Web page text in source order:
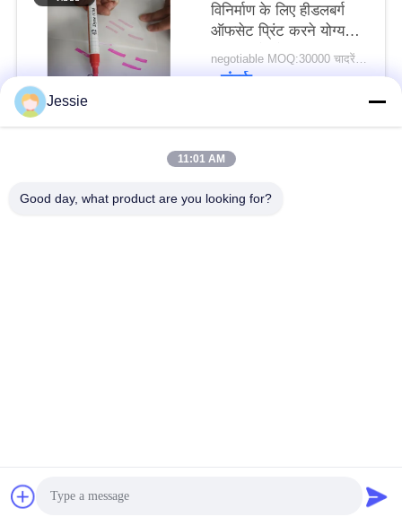
विनिर्माण के लिए हीडलबर्ग
ऑफसेट प्रिंट करने योग्य
पीवीसी कोर बेस सामग्री
negotiable MOQ:30000 चादरें या 2 टन
संपर्क
लोकप्रिय श्रेणियां
Jessie
11:01 AM
Good day, what product are you looking for?